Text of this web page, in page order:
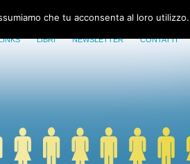
LIBRI NEWSLETTER CONTATTI
che tu acconsenta al loro utilizzo.